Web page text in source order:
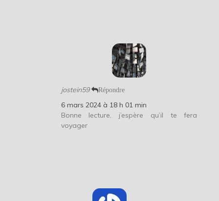
jostein59 Répondre
6 mars 2024 à 18 h 01 min
Bonne lecture, j’espère qu’il te fera
voyager